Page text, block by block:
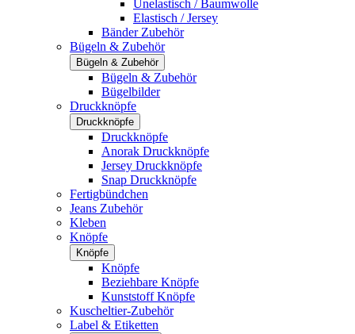
Unelastisch / Baumwolle
Elastisch / Jersey
Bänder Zubehör
Bügeln & Zubehör
Bügeln & Zubehör
Bügeln & Zubehör
Bügelbilder
Druckknöpfe
Druckknöpfe
Druckknöpfe
Anorak Druckknöpfe
Jersey Druckknöpfe
Snap Druckknöpfe
Fertigbündchen
Jeans Zubehör
Kleben
Knöpfe
Knöpfe
Knöpfe
Beziehbare Knöpfe
Kunststoff Knöpfe
Kuscheltier-Zubehör
Label & Etiketten